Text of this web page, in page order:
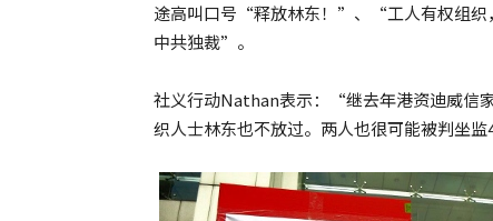
途高叫口号“释放林东！”、“工人有权组
中共独裁”。
社义行动Nathan表示：“继去年港资迪威信
织人士林东也不放过。两人也很可能被判坐